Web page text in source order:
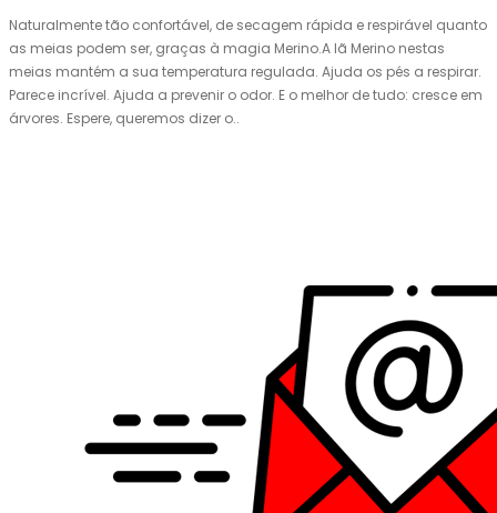
Naturalmente tão confortável, de secagem rápida e respirável quanto
as meias podem ser, graças à magia Merino.A lã Merino nestas
meias mantém a sua temperatura regulada. Ajuda os pés a respirar.
Parece incrível. Ajuda a prevenir o odor. E o melhor de tudo: cresce em
árvores. Espere, queremos dizer o..